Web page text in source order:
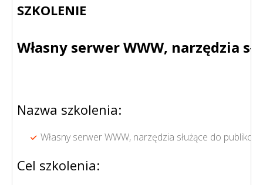
SZKOLENIE
Własny serwer WWW, narzędzia
Nazwa szkolenia:
Własny serwer WWW, narzędzia służące do
Cel szkolenia: